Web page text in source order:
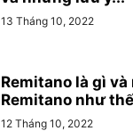
13 Tháng 10, 2022
Remitano là gì
Remitano như
12 Tháng 10, 2022